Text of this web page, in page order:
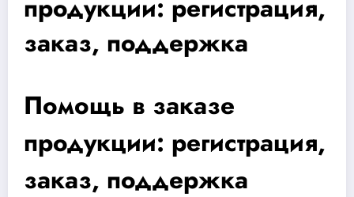
продукции: регистрация,
заказ, поддержка
Помощь в заказе
продукции: регистрация,
заказ, поддержка